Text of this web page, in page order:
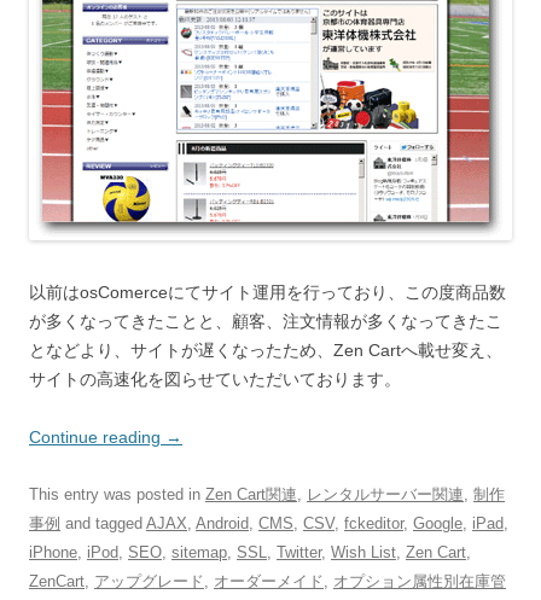
以前はosComerceにてサイト運用を行っており、この度商品数
が多くなってきたことと、顧客、注文情報が多くなってきたこ
となどより、サイトが遅くなったため、Zen Cartへ載せ変え、
サイトの高速化を図らせていただいております。
Continue reading →
This entry was posted in Zen Cart関連, レンタルサーバー関連, 制作
事例 and tagged AJAX, Android, CMS, CSV, fckeditor, Google, iPad,
iPhone, iPod, SEO, sitemap, SSL, Twitter, Wish List, Zen Cart,
ZenCart, アップグレード , オーダーメイド , オプション属性別在庫管